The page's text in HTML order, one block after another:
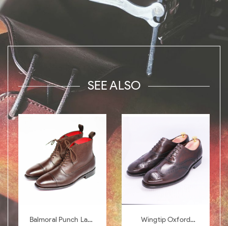
SEE ALSO
Balmoral Punch Lace
Wingtip Oxford